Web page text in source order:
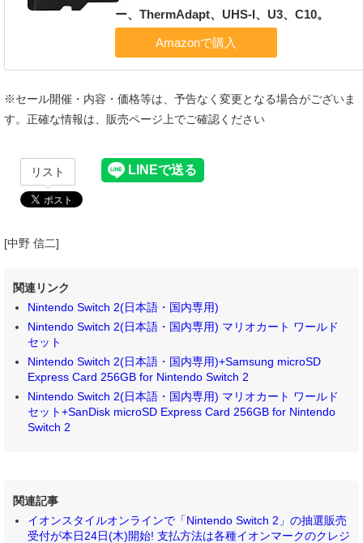
ー、ThermAdapt、UHS-I、U3、C10。
※セール開催・内容・価格等は、予告なく変更となる場合がございま
す。正確な情報は、販売ページ上でご確認ください
リスト
[中野 信二]
関連リンク
Nintendo Switch 2(日本語・国内専用)
Nintendo Switch 2(日本語・国内専用) マリオカート ワールド
セット
Nintendo Switch 2(日本語・国内専用)+Samsung microSD
Express Card 256GB for Nintendo Switch 2
Nintendo Switch 2(日本語・国内専用) マリオカート ワールド
セット+SanDisk microSD Express Card 256GB for Nintendo
Switch 2
関連記事
イオンスタイルオンラインで「Nintendo Switch 2」の抽選販売
受付が本日24日(木)開始! 支払方法は各種イオンマークのクレジ